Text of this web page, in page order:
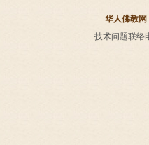
华人佛教网
技术问题联络